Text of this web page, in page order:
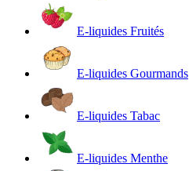
E-liquides Fruités
E-liquides Gourmands
E-liquides Tabac
E-liquides Menthe